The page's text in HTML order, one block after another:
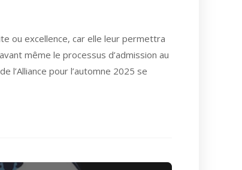
ou excellence, car elle leur permettra
même le processus d’admission au
l’Alliance pour l’automne 2025 se